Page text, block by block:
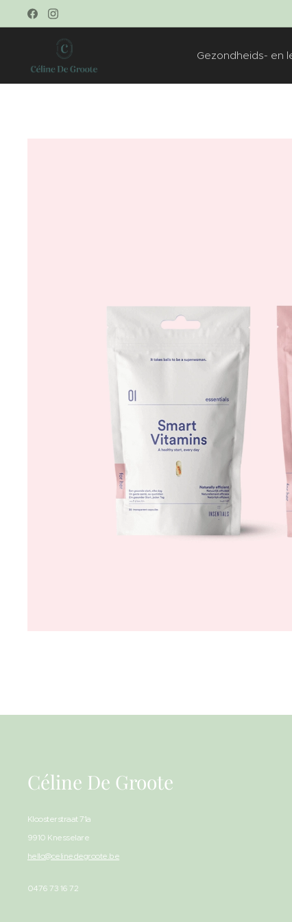
Gezondheids- en
Céline De Groote
Kloosterstraat 71a
9910 Knesselare
hello@celinedegroote.be
0476 73 16 72